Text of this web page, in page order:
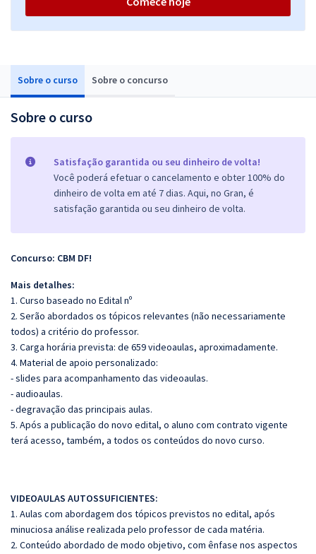
Sobre o curso Sobre o concurso
Sobre o curso
Satisfação garantida ou seu dinheiro de volta!
Você poderá efetuar o cancelamento e obter 100% do
dinheiro de volta em até 7 dias. Aqui, no Gran, é
satisfação garantida ou seu dinheiro de volta.
Concurso: CBM DF!
Mais detalhes:
1. Curso baseado no Edital nº
2. Serão abordados os tópicos relevantes (não necessariamente
todos) a critério do professor.
3. Carga horária prevista: de 659 videoaulas, aproximadamente.
4. Material de apoio personalizado:
- slides para acompanhamento das videoaulas.
- audioaulas.
- degravação das principais aulas.
5. Após a publicação do novo edital, o aluno com contrato vigente
terá acesso, também, a todos os conteúdos do novo curso.
VIDEOAULAS AUTOSSUFICIENTES:
1. Aulas com abordagem dos tópicos previstos no edital, após
minuciosa análise realizada pelo professor de cada matéria.
2. Conteúdo abordado de modo objetivo, com ênfase nos aspectos